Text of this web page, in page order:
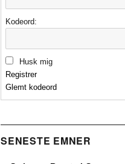
Kodeord:
Husk mig
Registrer
Glemt kodeord
SENESTE EMNER